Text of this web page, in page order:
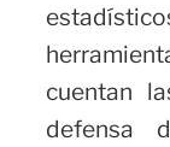
cuentan
defensa